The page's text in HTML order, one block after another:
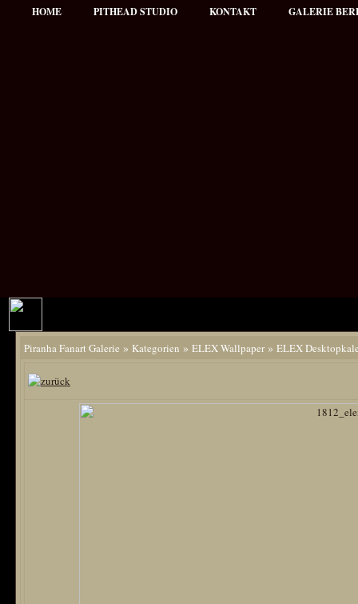
HOME PITHEAD STUDIO KONTAKT GALERIE
Piranha Fanart Galerie » Kategorien » ELEX Wallpaper» ELEX